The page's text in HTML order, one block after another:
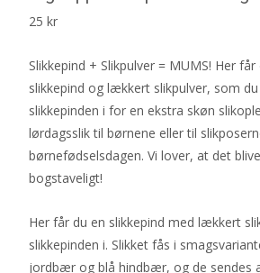
25 kr
Slikkepind + Slikpulver = MUMS! Her
slikkepind og lækkert slikpulver, som
slikkepinden i for en ekstra skøn
lørdagsslik til børnene eller til
børnefødselsdagen. Vi lover, at det
bogstaveligt!
Her får du en slikkepind med lækkert
slikkepinden i. Slikket fås i
jordbær og blå hindbær, og de sendes